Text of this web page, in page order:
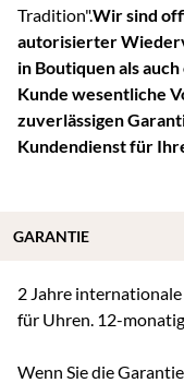
Tradition".Wir sind
autorisierter
in Boutiquen als
Kunde wesentliche
zuverlässigen
Kundendienst für
2 Jahre
für Uhren. 12-
Wenn Sie die
GARANTIE